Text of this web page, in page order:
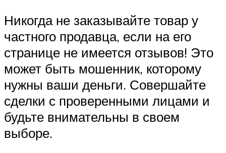
Никогда не заказывайте товар у
частного продавца, если на его
странице не имеется отзывов! Это
может быть мошенник, которому
нужны ваши деньги. Совершайте
сделки с проверенными лицами и
будьте внимательны в своем
выборе.